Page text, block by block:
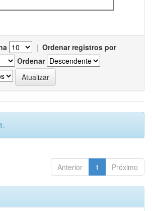
| Ordenar registros por
Ordenar
Anterior 1 Próximo